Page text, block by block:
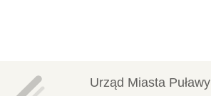
Urząd Miasta Puławy